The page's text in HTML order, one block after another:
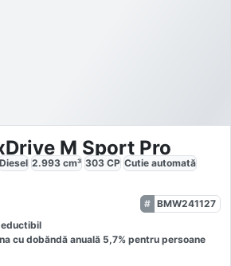
M Sport Pro
Diesel 2.993 cm³ 303 CP Cutie automată
BMW241127
cu dobăndă anuală 5,7% pentru persoane